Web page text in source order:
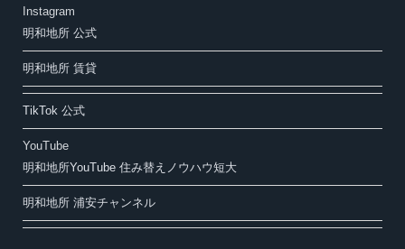
Instagram
明和地所 公式
明和地所 賃貸
TikTok 公式
YouTube
明和地所YouTube 住み替えノウハウ短大
明和地所 浦安チャンネル